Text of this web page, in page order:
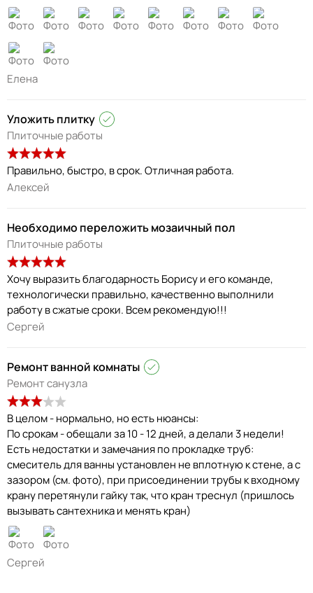
Елена
Уложить плитку
Плиточные работы
Правильно, быстро, в срок. Отличная работа.
Алексей
Необходимо переложить мозаичный пол
Плиточные работы
Хочу выразить благодарность Борису и его команде,
технологически правильно, качественно выполнили
работу в сжатые сроки. Всем рекомендую!!!
Сергей
Ремонт ванной комнаты
Ремонт санузла
В целом - нормально, но есть нюансы:
По срокам - обещали за 10 - 12 дней, а делали 3 недели!
Есть недостатки и замечания по прокладке труб:
смеситель для ванны установлен не вплотную к стене, а с
зазором (см. фото), при присоединении трубы к входному
крану перетянули гайку так, что кран треснул (пришлось
вызывать сантехника и менять кран)
Сергей